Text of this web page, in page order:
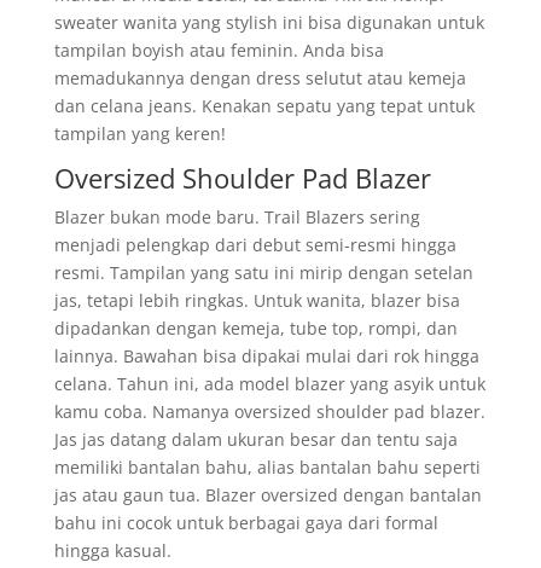
sweater wanita yang stylish ini bisa digunakan untuk
tampilan boyish atau feminin. Anda bisa
memadukannya dengan dress selutut atau kemeja
dan celana jeans. Kenakan sepatu yang tepat untuk
tampilan yang keren!
Oversized Shoulder Pad Blazer
Blazer bukan mode baru. Trail Blazers sering
menjadi pelengkap dari debut semi-resmi hingga
resmi. Tampilan yang satu ini mirip dengan setelan
jas, tetapi lebih ringkas. Untuk wanita, blazer bisa
dipadankan dengan kemeja, tube top, rompi, dan
lainnya. Bawahan bisa dipakai mulai dari rok hingga
celana. Tahun ini, ada model blazer yang asyik untuk
kamu coba. Namanya oversized shoulder pad blazer.
Jas jas datang dalam ukuran besar dan tentu saja
memiliki bantalan bahu, alias bantalan bahu seperti
jas atau gaun tua. Blazer oversized dengan bantalan
bahu ini cocok untuk berbagai gaya dari formal
hingga kasual.